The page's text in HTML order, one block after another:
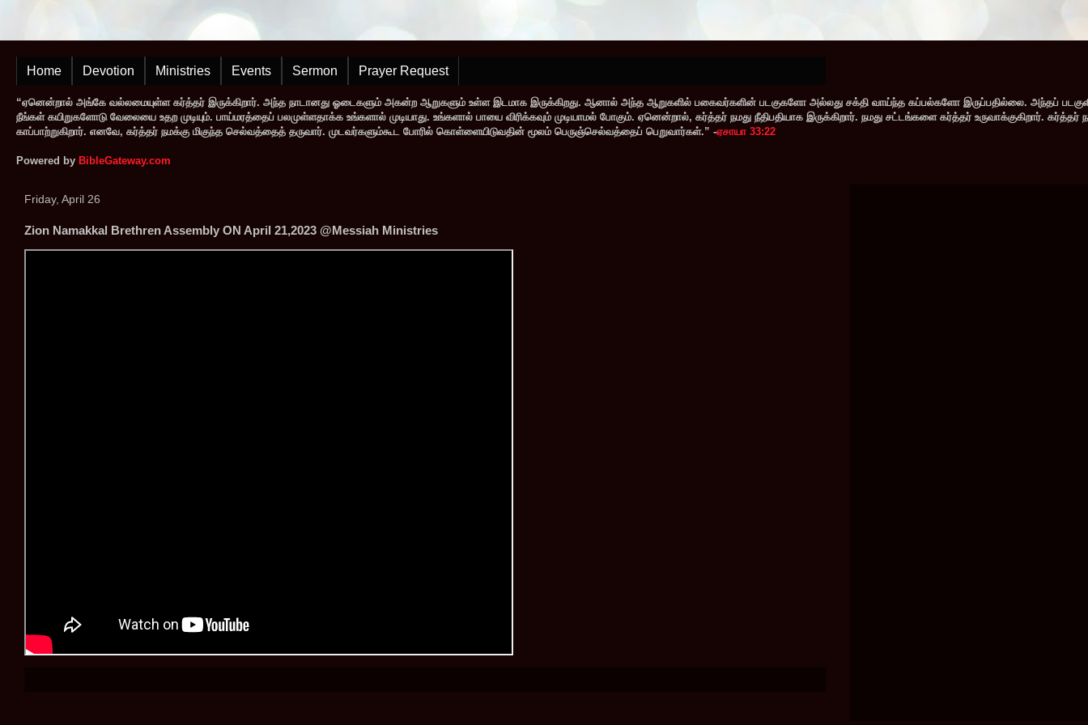
Home Devotion Ministries Events Sermon Prayer Request
“ஏனென்றால் அங்கே வல்லமையுள்ள கர்த்தர் இருக்கிறார். அந்த நாடானது ஓடைகளும் அகன்ற ஆறுகளும் உள்ள இடமாக இருக்கிறது. ஆனால் அந்த ஆறுகளில் பகைவர்களின் படகுகளோ அல்லது சக்தி வாய்ந்த கப்பல்களோ இருப்பதில்லை. அந்தப்
நீங்கள் கயிறுகளோடு வேலையை உதற முடியும். பாய்மரத்தைப் பலமுள்ளதாக்க உங்களால் முடியாது. உங்களால் பாயை விரிக்கவும் முடியாமல் போகும். ஏனென்றால், கர்த்தர் நமது நீதிபதியாக இருக்கிறார். நமது சட்டங்களை கர்த்தர் உருவாக்குகிறார்.
காப்பாற்றுகிறார். எனவே, கர்த்தர் நமக்கு மிகுந்த செல்வத்தைத் தருவார். முடவர்களும்கூட போரில் கொள்ளையிடுவதின் மூலம் பெருஞ்செல்வத்தைப் பெறுவார்கள்.” -ஏசாயா 33:22
Powered by BibleGateway.com
Friday, April 26
Zion Namakkal Brethren Assembly ON April 21,2023 @Messiah Ministries